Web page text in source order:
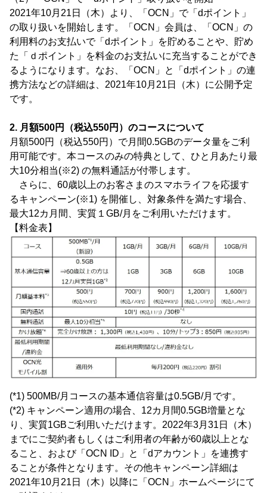
2021年10月21日（木）より、「OCN」で「dポイント」
の取り扱いを開始します。「OCN」会員は、「OCN」の
利用料のお支払いで「dポイント」を貯めることや、貯め
た「ｄポイント」を料金のお支払いに充当することができ
るようになります。なお、「OCN」と「dポイント」の連
携方法などの詳細は、2021年10月21日（木）に公開予定
です。
2. 月額500円（税込550円）のコースについて
月額500円（税込550円）で月間0.5GBのデータ量をご利
用可能です。本コースのみの特典として、ひと月あたり最
大10分相当(※2) の無料通話が付帯します。
さらに、60歳以上のお客さまのスマホライフを応援す
るキャンペーン(※1) を開催し、対象条件を満たす場合、
最大12カ月間、実質１GB/月をご利用いただけます。
【料金表】
(*1) 500MB/月コースの基本通信容量は0.5GB/月です。
(*2) キャンペーン適用の場合、12カ月間0.5GB増量とな
り、実質1GBご利用いただけます。2022年3月31日（木）
までにご契約者もしくはご利用者の年齢が60歳以上とな
ること、および「OCN ID」と「dアカウント」を連携す
ることが条件となります。その他キャンペーン詳細は
2021年10月21日（木）以降に「OCN」ホームページにて